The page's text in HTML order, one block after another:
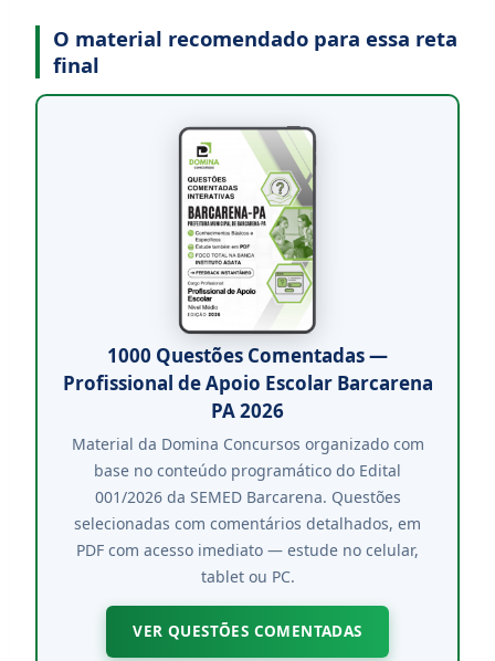
O material recomendado para essa reta
final
1000 Questões Comentadas —
Profissional de Apoio Escolar Barcarena
PA 2026
Material da Domina Concursos organizado com
base no conteúdo programático do Edital
001/2026 da SEMED Barcarena. Questões
selecionadas com comentários detalhados, em
PDF com acesso imediato — estude no celular,
tablet ou PC.
VER QUESTÕES COMENTADAS